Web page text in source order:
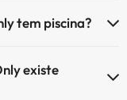
tem piscina?
e outras
existe